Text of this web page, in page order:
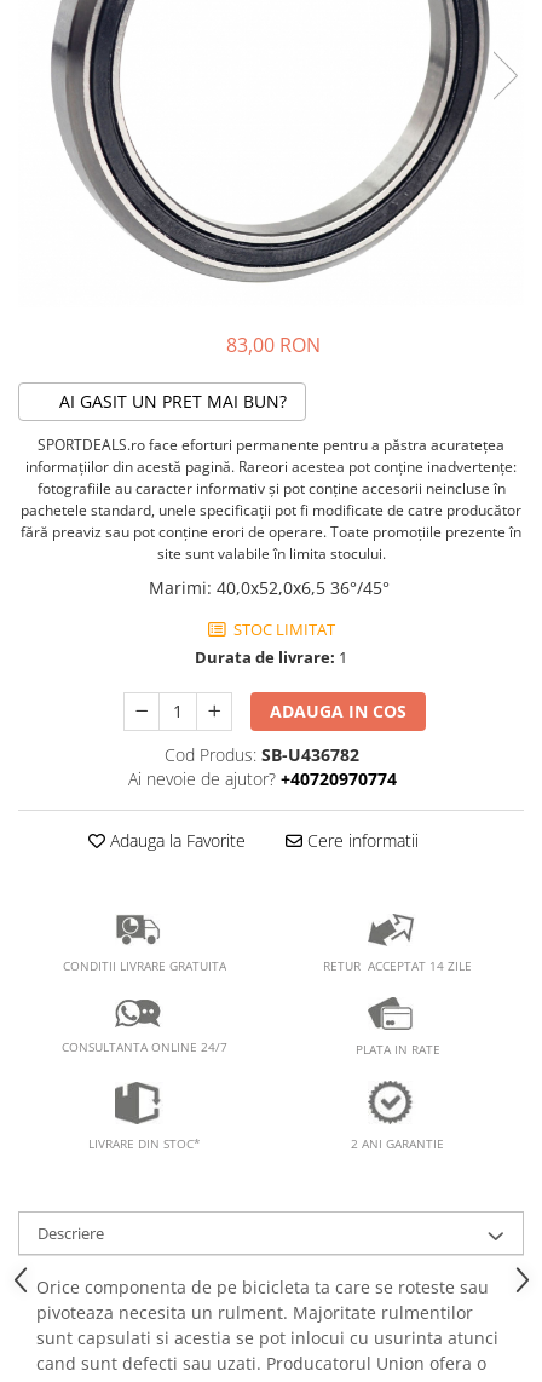
18" (varsta 5-7 ani)
16" (varsta 4-6 ani)
14" (varsta 3-5 ani)
12" (varsta 2-4 ani)
BALANCE BIKE (varsta 2-3 ani)
SONERII
ALTE ACCESORII
SUPORTI/STANDURI
SCAUNE COPII
COMPONENTE
ANVELOPE SI CAMERE
CADRE SI PIESE
PIESE E-BIKE
ROTI SI PIESE
RULMENTI
SEI SI COMPONENTE
TRANSMISIE
PEDALIERE
HANORACE
INCALTAMINTE
HUSE PANTOFI
PANTOFI CASUAL
PANTOFI CICLISM
MANUSI
ARMURI
PROTECTII COATE
PROTECTII GENUNCHI
ALTE PROTECTII
PANTALONI PROTECTIE
RECUPERARE SI INGRIJIRE
SEPCI /CACIULI / BANDANE
MASTI/CAGULE
PROSOAPE FITNESS/YOGA
BANDAJE/PROTECTII/RECUPERARE
FLEXORI
SALTELE/COVOARE/PAVAJE
SPORT FIT
83,00 RON
AI GASIT UN PRET MAI BUN?
SPORTDEALS.ro face eforturi permanente pentru a păstra acurateţea
informaţiilor din acestă pagină. Rareori acestea pot conţine inadvertenţe:
fotografiile au caracter informativ şi pot conţine accesorii neincluse în
pachetele standard, unele specificaţii pot fi modificate de catre producător
fără preaviz sau pot conţine erori de operare. Toate promoţiile prezente în
site sunt valabile în limita stocului.
Marimi: 40,0x52,0x6,5 36°/45°
STOC LIMITAT
Durata de livrare: 1
ADAUGA IN COS
Cod Produs: SB-U436782
Ai nevoie de ajutor? +40720970774
Adauga la Favorite Cere informatii
CONDITII LIVRARE GRATUITA RETUR ACCEPTAT 14 ZILE
CONSULTANTA ONLINE 24/7 PLATA IN RATE
LIVRARE DIN STOC* 2 ANI GARANTIE
Descriere
Orice componenta de pe bicicleta ta care se roteste sau
pivoteaza necesita un rulment. Majoritate rulmentilor
sunt capsulati si acestia se pot inlocui cu usurinta atunci
cand sunt defecti sau uzati. Producatorul Union ofera o